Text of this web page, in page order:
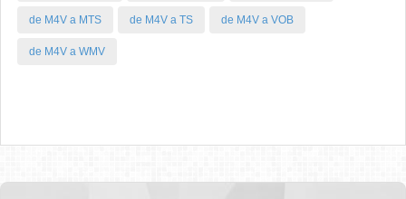
de M4V a MTS de M4V a TS de M4V a VOB
de M4V a WMV